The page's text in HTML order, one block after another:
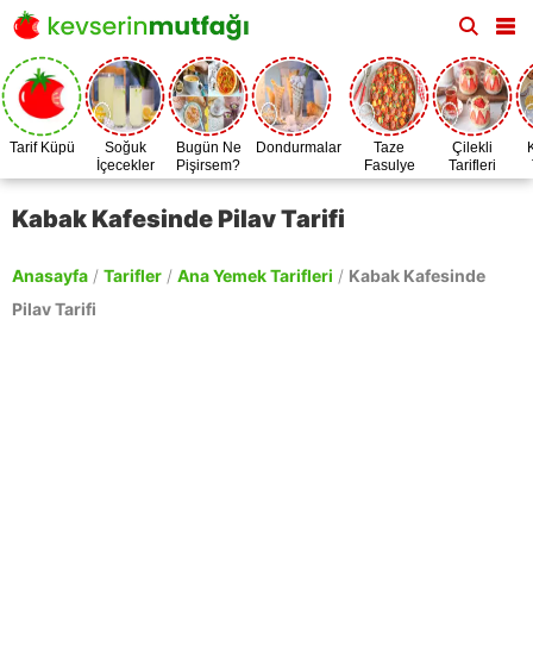
Tarif Küpü
Soğuk
İçecekler
Bugün Ne
Pişirsem?
Dondurmalar
Taze
Fasulye
Zamanı
Çilekli
Tarifleri
Kabak Kafesinde Pilav Tarifi
Anasayfa / Tarifler / Ana Yemek Tarifleri / Kabak Kafesinde
Pilav Tarifi